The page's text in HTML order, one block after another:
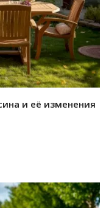
и её изменения